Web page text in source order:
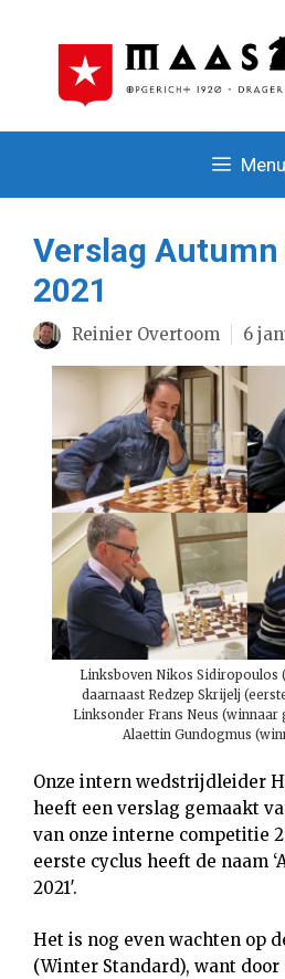
Menu
Verslag
2021
Reinier Overtoom 6
Linksboven Nikos Sidiropoulos
daarnaast Redzep Skrijelj
Linksonder Frans Neus (winnaar
Alaettin Gundogmus
Onze intern wedstrijdleider
heeft een verslag gemaakt
van onze interne competitie
eerste cyclus heeft de naam
2021′.
Het is nog even wachten op
(Winter Standard), want door